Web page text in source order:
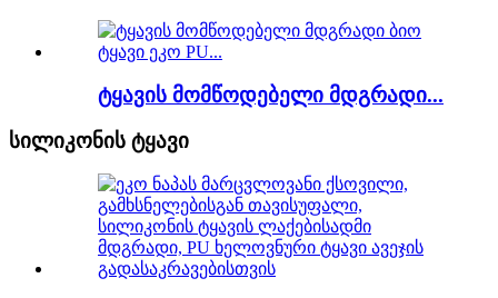
ტყავის მომწოდებელი მდგრადი...
სილიკონის ტყავი